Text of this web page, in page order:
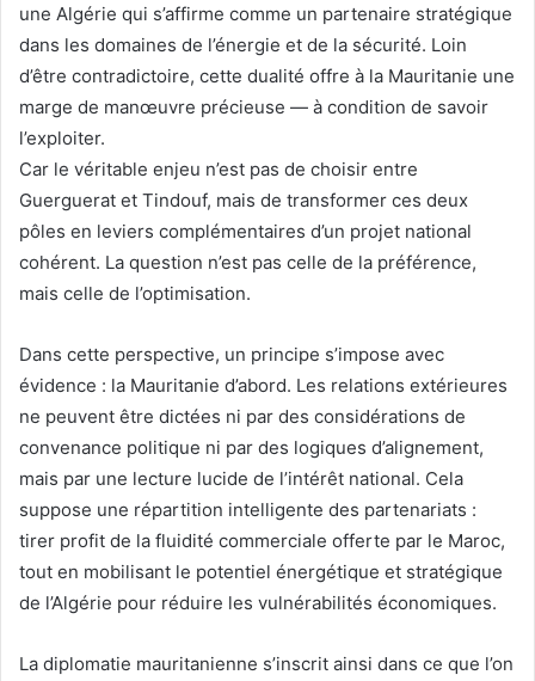
une Algérie qui s’affirme comme un partenaire stratégique
dans les domaines de l’énergie et de la sécurité. Loin
d’être contradictoire, cette dualité offre à la Mauritanie une
marge de manœuvre précieuse — à condition de savoir
l’exploiter.
Car le véritable enjeu n’est pas de choisir entre
Guerguerat et Tindouf, mais de transformer ces deux
pôles en leviers complémentaires d’un projet national
cohérent. La question n’est pas celle de la préférence,
mais celle de l’optimisation.
Dans cette perspective, un principe s’impose avec
évidence : la Mauritanie d’abord. Les relations extérieures
ne peuvent être dictées ni par des considérations de
convenance politique ni par des logiques d’alignement,
mais par une lecture lucide de l’intérêt national. Cela
suppose une répartition intelligente des partenariats :
tirer profit de la fluidité commerciale offerte par le Maroc,
tout en mobilisant le potentiel énergétique et stratégique
de l’Algérie pour réduire les vulnérabilités économiques.
La diplomatie mauritanienne s’inscrit ainsi dans ce que l’on